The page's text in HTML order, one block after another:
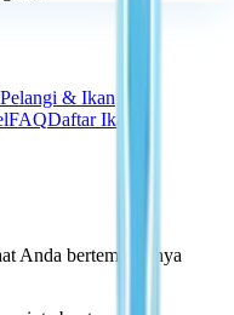
Pelangi & Ikan
FAQDaftar Ikan
Anda bertemu Vanya